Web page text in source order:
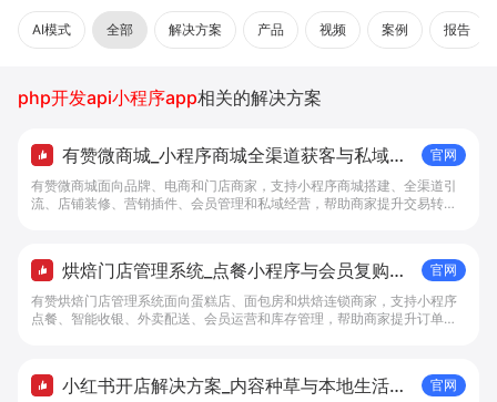
AI模式 全部 解决方案 产品 视频 案例 报告
php开发api小程序app相关的解决方案
有赞微商城_小程序商城全渠道获客与私域复
购工具 - 做生意, 找有赞
官网
有赞微商城面向品牌、电商和门店商家，支持小程序商城搭建、全渠道引
流、店铺装修、营销插件、会员管理和私域经营，帮助商家提升交易转化
烘焙门店管理系统_点餐小程序与会员复购工
具 - 做生意, 找有赞
官网
有赞烘焙门店管理系统面向蛋糕店、面包房和烘焙连锁商家，支持小程序
点餐、智能收银、外卖配送、会员运营和库存管理，帮助商家提升订单转
小红书开店解决方案_内容种草与本地生活转
官网